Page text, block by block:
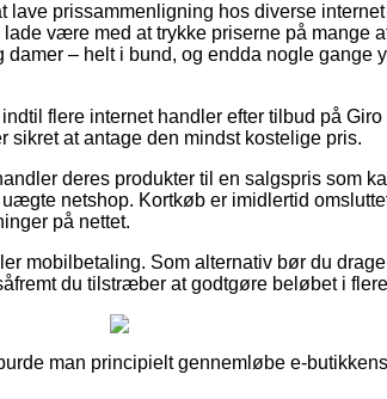
lave prissammenligning hos diverse
være med at trykke priserne på mange
– helt i bund, og endda nogle gange
flere internet handler efter tilbud på
sikret at antage den mindst kostelige pris.
deres produkter til en salgspris som
netshop. Kortkøb er imidlertid
på nettet.
mobilbetaling. Som alternativ bør du
du tilstræber at godtgøre beløbet i
man principielt gennemløbe e-